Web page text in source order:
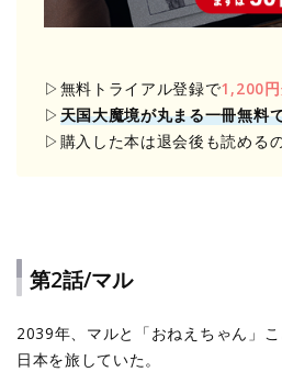
▷無料トライアル登録で1,200
▷ 天国大魔境が丸まる一冊無料
▷購入した本は退会後も読める
第2話/マル
2039年、マルと「おねえちゃん」
日本を旅していた。